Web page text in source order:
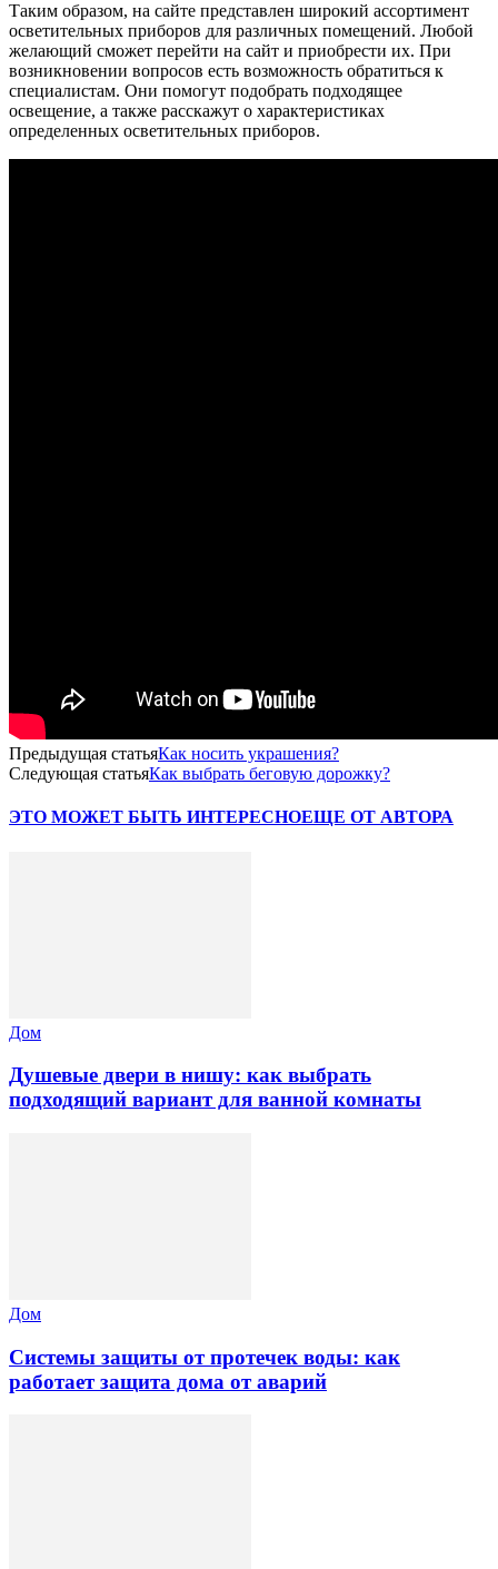
Таким образом, на сайте представлен широкий ассортимент
осветительных приборов для различных помещений. Любой
желающий сможет перейти на сайт и приобрести их. При
возникновении вопросов есть возможность обратиться к
специалистам. Они помогут подобрать подходящее
освещение, а также расскажут о характеристиках
определенных осветительных приборов.
Предыдущая статьяКак носить украшения?
Следующая статьяКак выбрать беговую дорожку?
ЭТО МОЖЕТ БЫТЬ ИНТЕРЕСНОЕЩЕ ОТ АВТОРА
Дом
Душевые двери в нишу: как выбрать
подходящий вариант для ванной комнаты
Дом
Системы защиты от протечек воды: как
работает защита дома от аварий